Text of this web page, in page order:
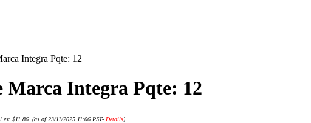
Integra Pqte: 12
Integra Pqte: 12
es: $11.86. (as of 23/11/2025 11:06 PST- Details)